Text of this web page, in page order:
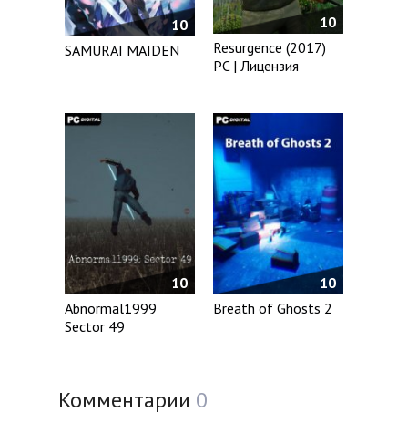
10
SAMURAI MAIDEN
10
Resurgence (2017)
PC | Лицензия
10
Abnormal1999
Sector 49
10
Breath of Ghosts 2
Комментарии 0